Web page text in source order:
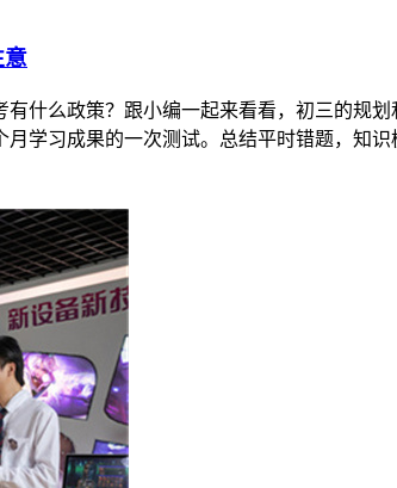
意
什么政策？跟小编一起来看看，初三的规
学习成果的一次测试。总结平时错题，知